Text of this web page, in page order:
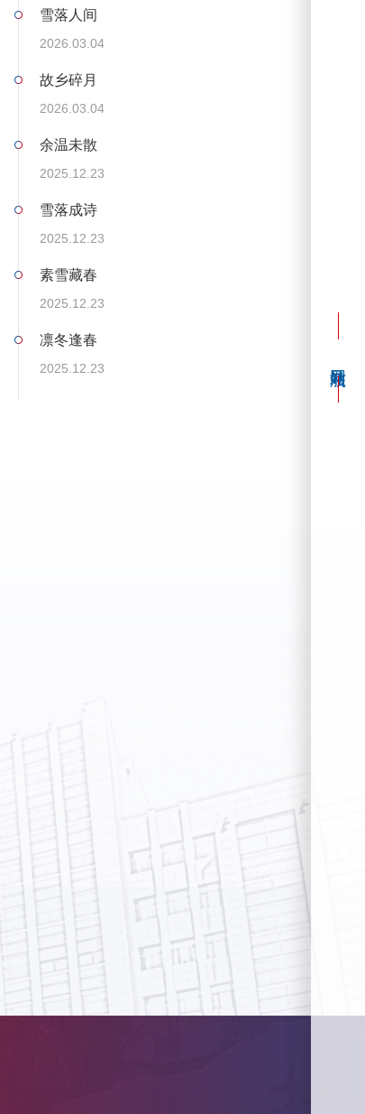
雪落人间
2026.03.04
故乡碎月
2026.03.04
余温未散
2025.12.23
雪落成诗
2025.12.23
素雪藏春
2025.12.23
凛冬逢春
2025.12.23